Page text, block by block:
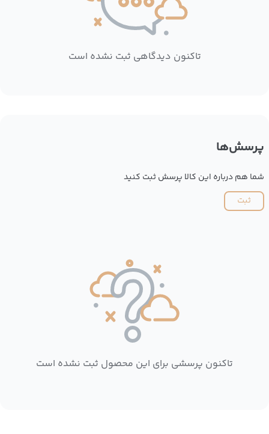
تاکنون دیدگاهی ثبت نشده است
پرسش‌ها
شما هم درباره این کالا پرسش ثبت کنید
ثبت
تاکنون پرسشی برای این محصول ثبت نشده است